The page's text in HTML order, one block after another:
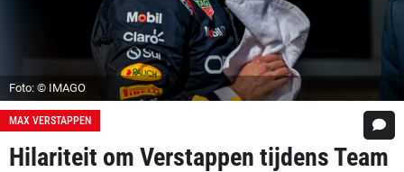
Foto: © IMAGO
MAX VERSTAPPEN
Hilariteit om Verstappen tijdens Team